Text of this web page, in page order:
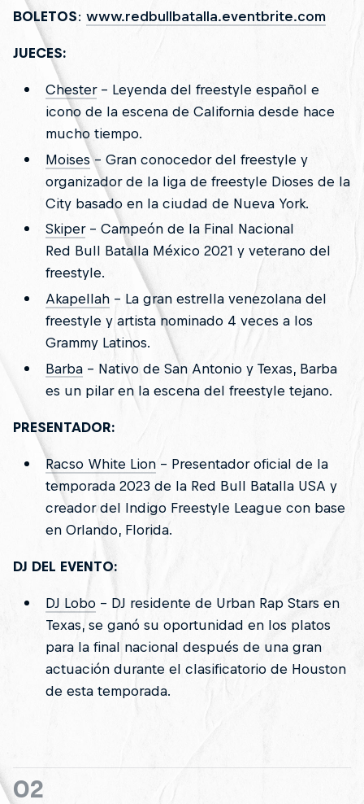
BOLETOS: www.redbullbatalla.eventbrite.com
JUECES:
Chester- Leyenda del freestyle español e
icono de la escena de California desde hace
mucho tiempo.
Moises- Gran conocedor del freestyle y
organizador de la liga de freestyle Dioses de la
City basado en la ciudad de Nueva York.
Skiper- Campeón de la Final Nacional
Red Bull Batalla México 2021 y veterano del
freestyle.
Akapellah- La gran estrella venezolana del
freestyle y artista nominado 4 veces a los
Grammy Latinos.
Barba- Nativo de San Antonio y Texas, Barba
es un pilar en la escena del freestyle tejano.
PRESENTADOR:
Racso White Lion- Presentador oficial de la
temporada 2023 de la Red Bull Batalla USA y
creador del Indigo Freestyle League con base
en Orlando, Florida.
DJ DEL EVENTO:
DJ Lobo- DJ residente de Urban Rap Stars en
Texas, se ganó su oportunidad en los platos
para la final nacional después de una gran
actuación durante el clasificatorio de Houston
de esta temporada.
02